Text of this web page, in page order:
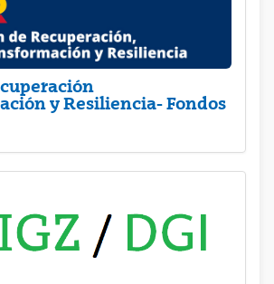
y Resiliencia- Fondos